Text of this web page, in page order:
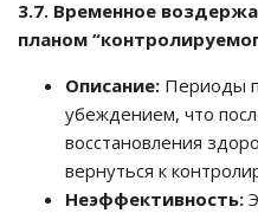
3.7. Временное
планом
Описание: Периоды
убеждением, что
восстановления
вернуться к
Неэффективность: